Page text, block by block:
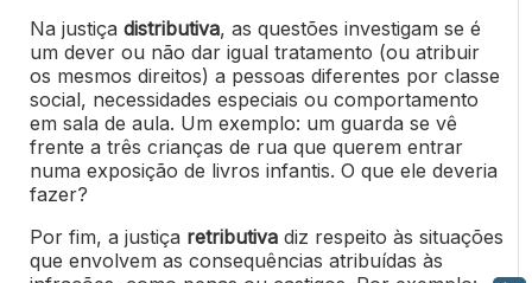
Na justiça distributiva, as questões investigam se é
um dever ou não dar igual tratamento (ou atribuir
os mesmos direitos) a pessoas diferentes por classe
social, necessidades especiais ou comportamento
em sala de aula. Um exemplo: um guarda se vê
frente a três crianças de rua que querem entrar
numa exposição de livros infantis. O que ele deveria
fazer?
Por fim, a justiça retributivadiz respeito às situações
que envolvem as consequências atribuídas às